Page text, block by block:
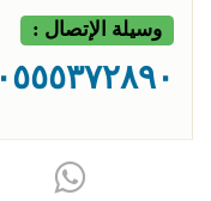
وسيلة الإتصال :
٠٥٥٥٣٧٢٨٩٠